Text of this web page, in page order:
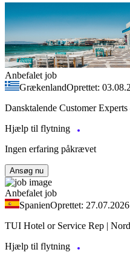
Anbefalet job
GrækenlandOprettet:
Dansktalende Customer
Hjælp til flytning
Ingen erfaring påkrævet
Ansøg nu
Anbefalet job
SpanienOprettet: 27.07.2026
TUI Hotel or Service Rep |
Hjælp til flytning